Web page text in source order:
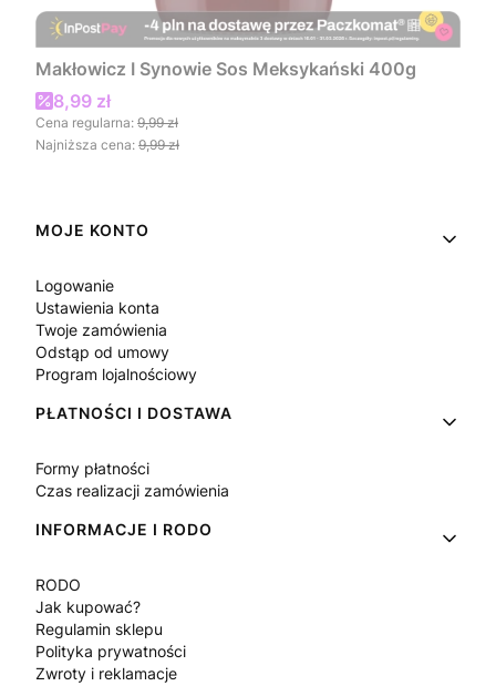
Makłowicz I Synowie Sos Meksykański 400g
Cena promocyjna
8,99 zł
Cena regularna: 9,99 zł
Najniższa cena: 9,99 zł
Linki w stopce
MOJE KONTO
Logowanie
Ustawienia konta
Twoje zamówienia
Odstąp od umowy
Program lojalnościowy
PŁATNOŚCI I DOSTAWA
Formy płatności
Czas realizacji zamówienia
INFORMACJE I RODO
RODO
Jak kupować?
Regulamin sklepu
Polityka prywatności
Zwroty i reklamacje